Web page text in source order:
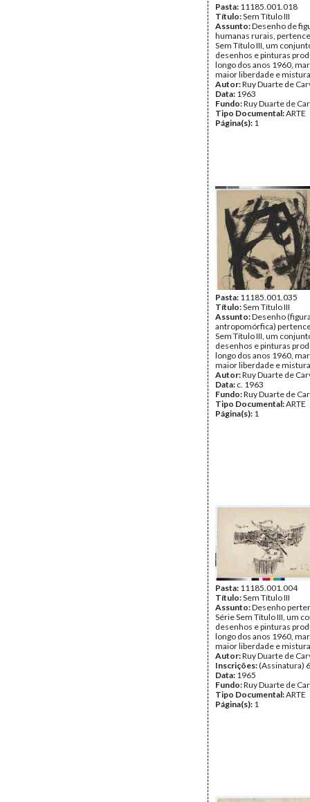
Pasta: 11185.001.018
Título:Sem Título III
Assunto:Desenho de
humanas rurais,
Sem Título III, um
desenhos e pinturas
longo dos anos 1960,
maior liberdade e
Autor:Ruy Duarte de
Data: 1963
Fundo:Ruy Duarte de
Tipo Documental:ARTE
Página(s): 1
Pasta: 11185.001.035
Título:Sem Título III
Assunto:Desenho
antropomórfica)
Sem Título III, um
desenhos e pinturas
longo dos anos 1960,
maior liberdade e
Autor:Ruy Duarte de
Data: c. 1963
Fundo:Ruy Duarte de
Tipo Documental:ARTE
Página(s): 1
Pasta: 11185.001.004
Título:Sem Título III
Assunto:Desenho
Série Sem Título III, um
desenhos e pinturas
longo dos anos 1960,
maior liberdade e
Autor:Ruy Duarte de
Inscrições:(Assinatura)
Data: 1965
Fundo:Ruy Duarte de
Tipo Documental:ARTE
Página(s): 1